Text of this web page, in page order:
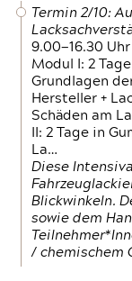
Termin 2/10:
9.00—16.30 Uhr
Modul I: 2
Grundlagen
Hersteller +
Schäden am
II: 2 Tage in
La…
Diese
Blickwinkeln.
sowie dem
/ chemischem